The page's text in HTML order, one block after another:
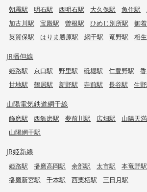
朝霧駅 明石駅 西明石駅 大久保駅 魚住駅
加古川駅
宝殿駅 曽根駅 ひめじ別所駅 御
英賀保駅
はりま勝原駅 網干駅 竜野駅 相
JR播但線
姫路駅 京口駅 野里駅 砥堀駅 仁豊野駅
甘地駅
鶴居駅 新野駅 寺前駅 長谷駅 生
山陽電気鉄道網干線
飾磨駅 西飾磨駅 夢前川駅 広畑駅 山陽天
山陽網干駅
JR姫新線
姫路駅 播磨高岡駅 余部駅 太市駅 本竜野駅
播磨新宮駅
千本駅 西栗栖駅 三日月駅